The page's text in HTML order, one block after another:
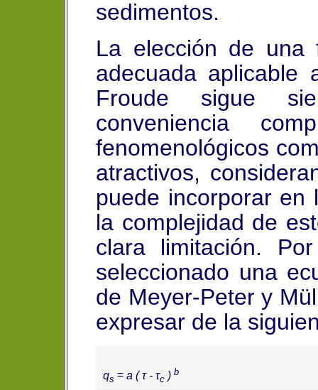
sedimentos.
La elección de una
adecuada
Froude sigue
conveniencia
fenomenológicos
atractivos,
puede incorporar en
la complejidad de
clara limitación.
seleccionado una
de Meyer-Peter y
expresar de la
qs = a ( τ - τc ) b